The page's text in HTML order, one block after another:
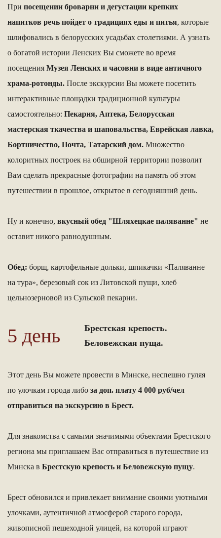
При посещении броварни и дегустации крепких
напитков речь пойдет о традициях еды и питья, которые
шлифовались в белорусских усадьбах столетиями. А узнать
о богатой истории Ленских Вы сможете во время
посещения Музея Ленских и часовни в виде античного
храма-ротонды. После экскурсии Вы можете посетить
интерактивные площадки традиционной культуры
самостоятельно: Пекарня, Аптека, Белорусская
мастерская ткачества и шаповальства, Еврейская лавка,
Бортничество, Почта, Татарский дом. Множество
колоритных построек на обширной территории позволит
Вам сделать прекрасные фотографии на память об этом
путешествии в прошлое, открытое в сегодняшний день.
Ну и конечно, вкусный обед "Шляхецкае паляванне" не
оставит никого равнодушным.
Обед: борщ, картофельные дольки, шпикачки «Паляванне
на тура», березовый сок из Литовской пущи, хлеб
цельнозерновой из Сульской пекарни.
5 день
Брестская крепость.
Беловежская пуща.
Этот день Вы можете провести в Минске, неспешно гуляя
по улочкам города либо за доп. плату 4 000 руб/чел
отправиться на экскурсию в Брест.
Для знакомства с самыми значимыми объектами Брестского
региона мы приглашаем Вас отправиться в путешествие из
Минска в Брестскую крепость и Беловежскую пущу.
Брест обновился и привлекает внимание своими уютными
улочками, аутентичной атмосферой старого города,
живописной пешеходной улицей, на которой играют